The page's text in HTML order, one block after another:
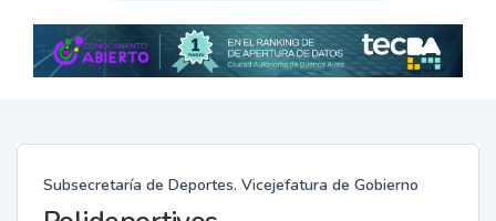
Subsecretaría de Deportes. Vicejefatura de Gobierno